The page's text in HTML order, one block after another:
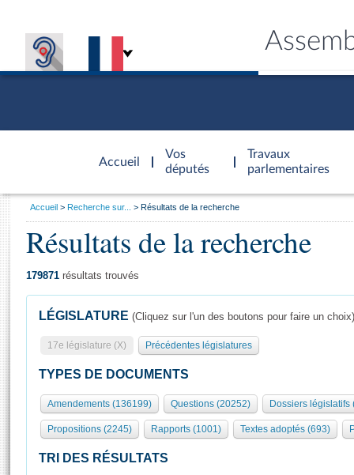
Accueil
d'accueil
Vos
députés
Travaux
parlementaires
Présidence
577 députés
Groupes politiques
Séance publique
Commissions et autres organes
Europe et International
Général
Rôle et pouvoirs de l'Assemblée
Organisation de l'Assemblée
Présidence Conférence des Présidents Bureau Collège des
Visiter l'Assemblée
Visite virtuelle du palais Bourbon
Assister à une séance
Vous
Accueil Recherche sur... Résultats de la recherche
Résultats de la recherche
179871 résultats trouvés
LÉGISLATURE (Cliquez sur l'un des boutons pour faire un choix)
17e législature (X) Précédentes législatures
TYPES DE DOCUMENTS
Amendements (136199) Questions (20252) Dossiers législatifs
Propositions (2245) Rapports (1001) Textes adoptés (693)
TRI DES RÉSULTATS